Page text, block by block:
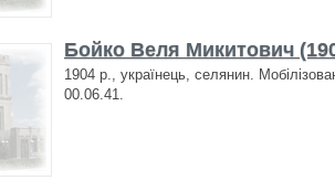
Бойко Веля Микитович
1904 р., українець, селянин.
00.06.41.